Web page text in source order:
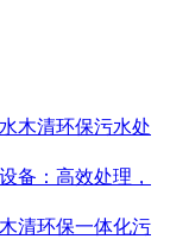
木清环保污水处
备：高效处理，
清环保一体化污